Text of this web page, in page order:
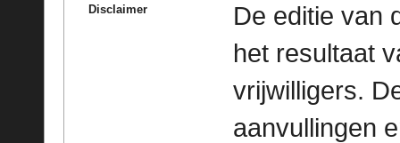
Disclaimer
De editie van
het resultaat
vrijwilligers.
aanvullingen